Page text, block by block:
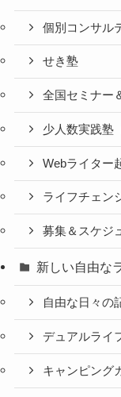
個別コンサル
せき塾
全国セミナー
少人数実践塾
Webライター
ライフチェン
募集＆スケジ
新しい自由な
自由な日々の
デュアルライ
キャンピング